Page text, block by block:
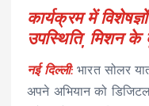
कार्यक्रम में
उपस्थिति, मिशन के
नई दिल्ली:भारत सोलर
अपने अभियान को